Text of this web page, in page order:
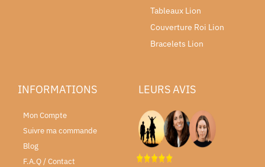
Tableaux Lion
Couverture Roi Lion
Bracelets Lion
INFORMATIONS
Mon Compte
Suivre ma commande
Blog
F.A.Q / Contact
LEURS AVIS